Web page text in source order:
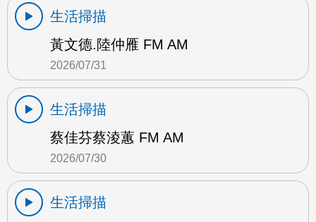
生活掃描
黃文德.陸仲雁 FM AM
2026/07/31
生活掃描
蔡佳芬蔡淩蕙 FM AM
2026/07/30
生活掃描